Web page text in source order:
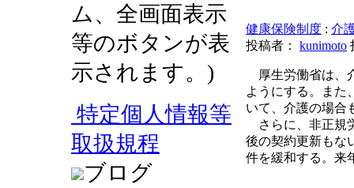
ム、全画面表示
等のボタンが表
示されます。)
特定個人情報等
取扱規程
ブログ
健康保険制度 : 介
投稿者： kunimoto
厚生労働省は、
ようにする。また
いて、介護の場合
さらに、非正規
後の契約更新もな
件を緩和する。来